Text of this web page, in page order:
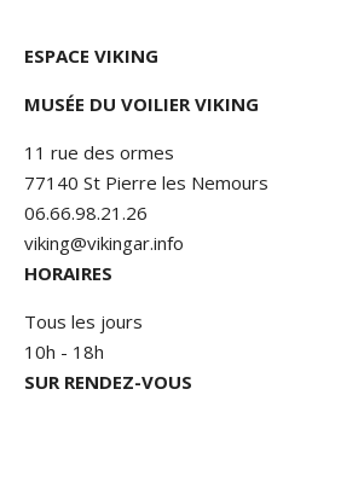
ESPACE VIKING
MUSÉE DU VOILIER VIKING
11 rue des ormes
77140 St Pierre les Nemours
06.66.98.21.26
viking@vikingar.info
HORAIRES
Tous les jours
10h - 18h
SUR RENDEZ-VOUS